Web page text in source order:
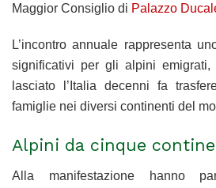
Maggior Consiglio di Palazzo
L’incontro annuale rappresenta
significativi per gli alpini
lasciato l’Italia decenni fa
famiglie nei diversi continenti del
Alpini da cinque
Alla manifestazione hanno